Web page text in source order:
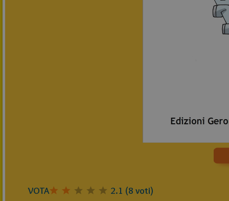
VOTA 2.1 (8 voti)